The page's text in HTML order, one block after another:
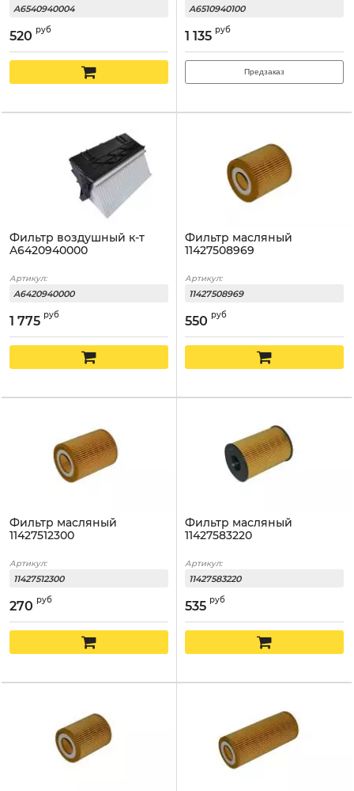
A6540940004
520 руб
A6510940100
1 135 руб
Предзаказ
Фильтр воздушный к-т
A6420940000
Артикул:
A6420940000
1 775 руб
Фильтр масляный
11427508969
Артикул:
11427508969
550 руб
Фильтр масляный
11427512300
Артикул:
11427512300
270 руб
Фильтр масляный
11427583220
Артикул:
11427583220
535 руб